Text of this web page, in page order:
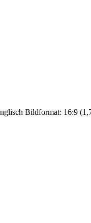
Bildformat: 16:9